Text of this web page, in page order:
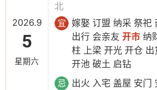
2026.9
5
星期六
北
宜
嫁娶 订盟 纳采 祭祀
出行 会亲友开市 纳
柱 上梁 开光 开仓
开池 破土 启钻
忌 出火 入宅 盖屋 安门